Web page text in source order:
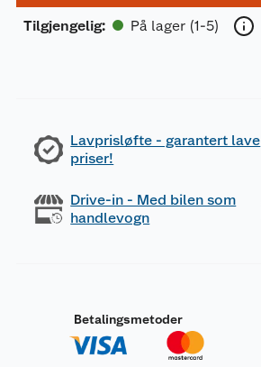
Tilgjengelig: På lager (1-5)
Lavprisløfte - garantert lave
priser!
Drive-in - Med bilen som
handlevogn
Betalingsmetoder